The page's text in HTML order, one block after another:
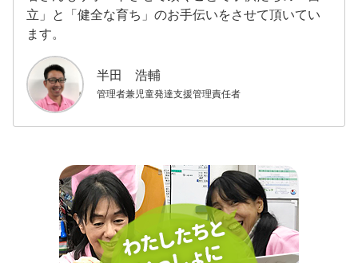
立」と「健全な育ち」のお手伝いをさせて頂いてい
ます。
半田 浩輔
管理者兼児童発達支援管理責任者